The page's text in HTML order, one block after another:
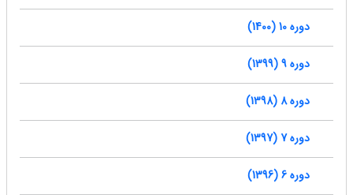
دوره 10 (1400)
دوره 9 (1399)
دوره 8 (1398)
دوره 7 (1397)
دوره 6 (1396)